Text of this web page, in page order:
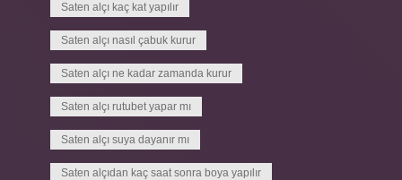
Saten alçı kaç kat yapılır
Saten alçı nasıl çabuk kurur
Saten alçı ne kadar zamanda kurur
Saten alçı rutubet yapar mı
Saten alçı suya dayanır mı
Saten alçıdan kaç saat sonra boya yapılır